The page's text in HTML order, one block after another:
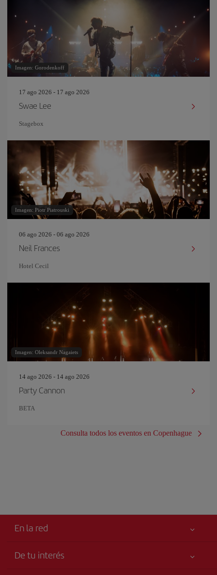
Imagen: Gorodenkoff
17 ago 2026 - 17 ago 2026
Swae Lee
Stagebox
Imagen: Piotr Piatrouski
06 ago 2026 - 06 ago 2026
Neil Frances
Hotel Cecil
Imagen: Oleksandr Nagaiets
14 ago 2026 - 14 ago 2026
Party Cannon
BETA
Consulta todos los eventos en Copenhague
En la red
De tu interés